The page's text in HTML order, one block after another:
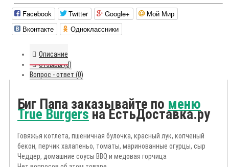
Facebook Twitter Google+
Мой Мир
Вконтакте
Одноклассники
Описание
Отзывы (0)
Вопрос - ответ (0)
Биг Папа заказывайте по меню
True Burgersна ЕстьДоставка.ру
Говяжья котлета, пшеничная булочка, красный лук, копченый
бекон, перчик халапеньо, томаты, маринованные огурцы, сыр
Чеддер, домашние соусы BBQ и медовая горчица